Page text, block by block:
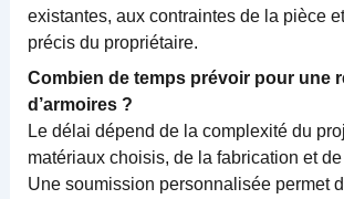
existantes, aux contraintes de la pièce
précis du propriétaire.
Combien de temps prévoir pour une
d’armoires ?
Le délai dépend de la complexité du
matériaux choisis, de la fabrication et de
Une soumission personnalisée permet